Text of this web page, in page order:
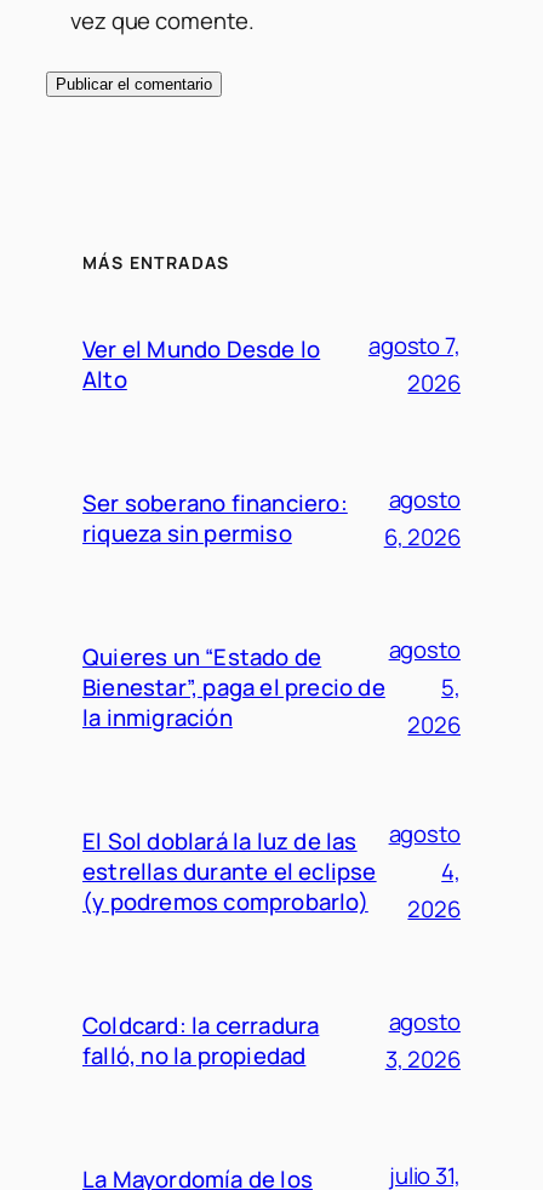
vez que comente.
MÁS ENTRADAS
Ver el Mundo Desde lo
Alto
agosto 7,
2026
Ser soberano financiero:
riqueza sin permiso
agosto
6, 2026
Quieres un “Estado de
Bienestar”, paga el precio de
la inmigración
agosto
5,
2026
El Sol doblará la luz de las
estrellas durante el eclipse
(y podremos comprobarlo)
agosto
4,
2026
Coldcard: la cerradura
falló, no la propiedad
agosto
3, 2026
La Mayordomía de los julio 31,